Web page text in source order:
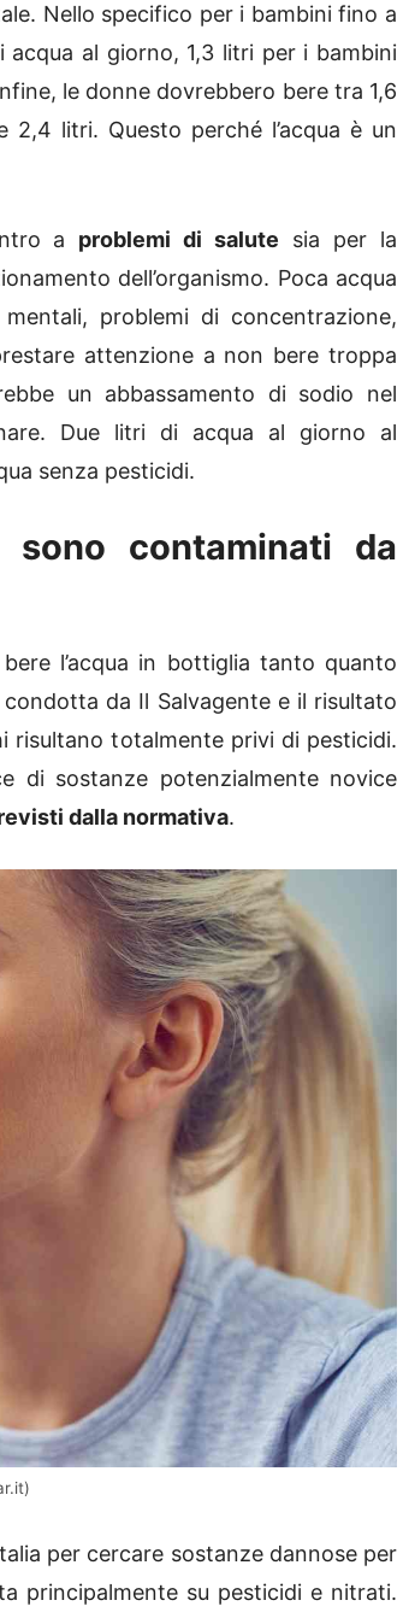
Nello specifico per i bambini fino a
al giorno, 1,3 litri per i bambini
le donne dovrebbero bere tra 1,6
litri. Questo perché l’acqua è un
a problemi di salute sia per la
dell’organismo. Poca acqua
problemi di concentrazione,
attenzione a non bere troppa
un abbassamento di sodio nel
Due litri di acqua al giorno al
senza pesticidi.
contaminati da
l’acqua in bottiglia tanto quanto
condotta da Il Salvagente e il risultato
risultano totalmente privi di pesticidi.
di sostanze potenzialmente novice
dalla normativa.
per cercare sostanze dannose per
principalmente su pesticidi e nitrati.